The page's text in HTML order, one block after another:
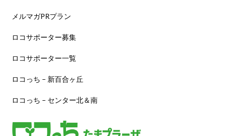
メルマガPRプラン
ロコサポーター募集
ロコサポーター一覧
ロコっち – 新百合ヶ丘
ロコっち – センター北＆南